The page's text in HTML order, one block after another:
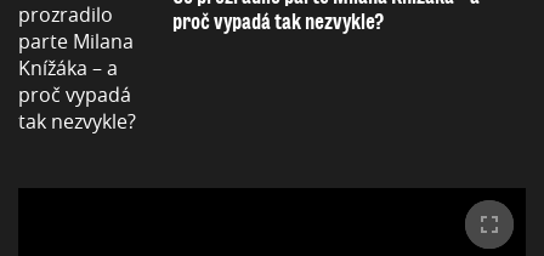
proč vypadá tak nezvykle?